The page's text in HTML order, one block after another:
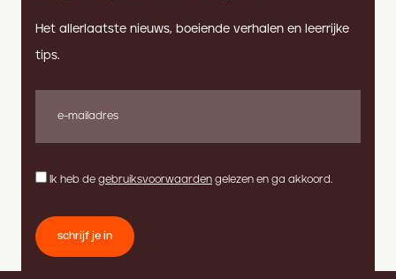
Het allerlaatste nieuws, boeiende verhalen en leerrijke
tips.
Ik heb de gebruiksvoorwaarden gelezen en ga akkoord.
schrijf je in